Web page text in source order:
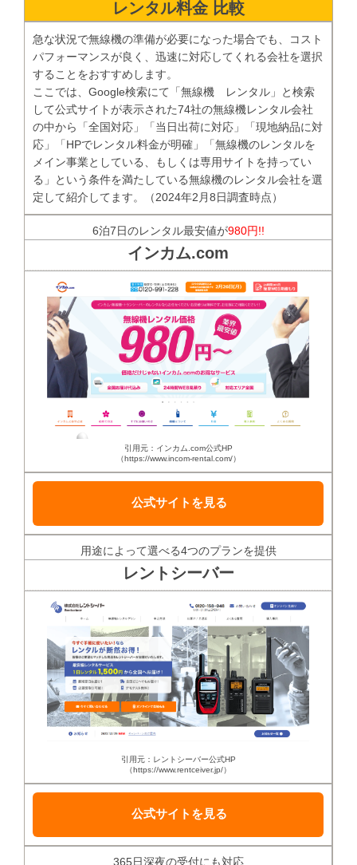
レンタル料金 比較
急な状況で無線機の準備が必要になった場合でも、コスト
パフォーマンスが良く、迅速に対応してくれる会社を選択
することをおすすめします。
ここでは、Google検索にて「無線機 レンタル」と検索
して公式サイトが表示された74社の無線機レンタル会社
の中から「全国対応」「当日出荷に対応」「現地納品に対
応」「HPでレンタル料金が明確」「無線機のレンタルを
メイン事業としている、もしくは専用サイトを持ってい
る」という条件を満たしている無線機のレンタル会社を選
定して紹介してます。（2024年2月8日調査時点）
6泊7日のレンタル最安値が980円!!
インカム.com
引用元：インカム.com公式HP
（https://www.incom-rental.com/）
公式サイトを見る
用途によって選べる4つのプランを提供
レントシーバー
引用元：レントシーバー公式HP
（https://www.rentceiver.jp/）
公式サイトを見る
365日深夜の受付にも対応